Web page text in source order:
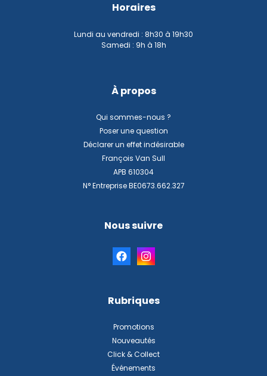
Horaires
Lundi au vendredi : 8h30 à 19h30
Samedi : 9h à 18h
À propos
Qui sommes-nous ?
Poser une question
Déclarer un effet indésirable
François Van Sull
APB 610304
N° Entreprise BE0673.662.327
Nous suivre
Rubriques
Promotions
Nouveautés
Click & Collect
Événements